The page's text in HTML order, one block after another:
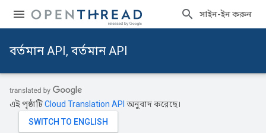
সাইন-ইন করুন
বর্তমান API, বর্তমান API
এই পৃষ্ঠাটিCloud Translation API অনুবাদ করেছে।